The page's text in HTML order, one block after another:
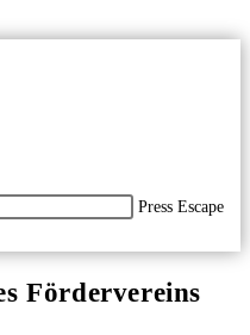
Press Escape
Fördervereins